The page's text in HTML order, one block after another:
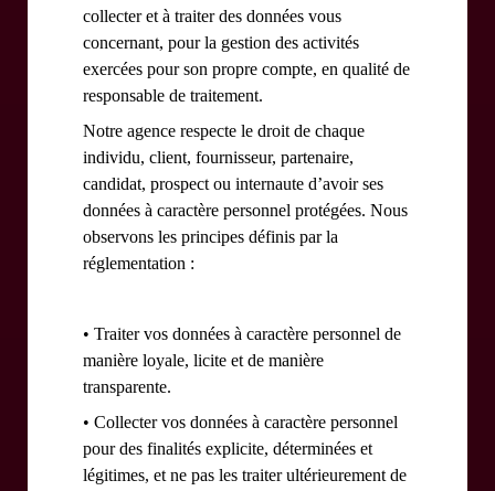
collecter et à traiter des données vous
concernant, pour la gestion des activités
exercées pour son propre compte, en qualité de
responsable de traitement.
Notre agence respecte le droit de chaque
individu, client, fournisseur, partenaire,
candidat, prospect ou internaute d’avoir ses
données à caractère personnel protégées. Nous
observons les principes définis par la
réglementation :
• Traiter vos données à caractère personnel de
manière loyale, licite et de manière
transparente.
• Collecter vos données à caractère personnel
pour des finalités explicite, déterminées et
légitimes, et ne pas les traiter ultérieurement de